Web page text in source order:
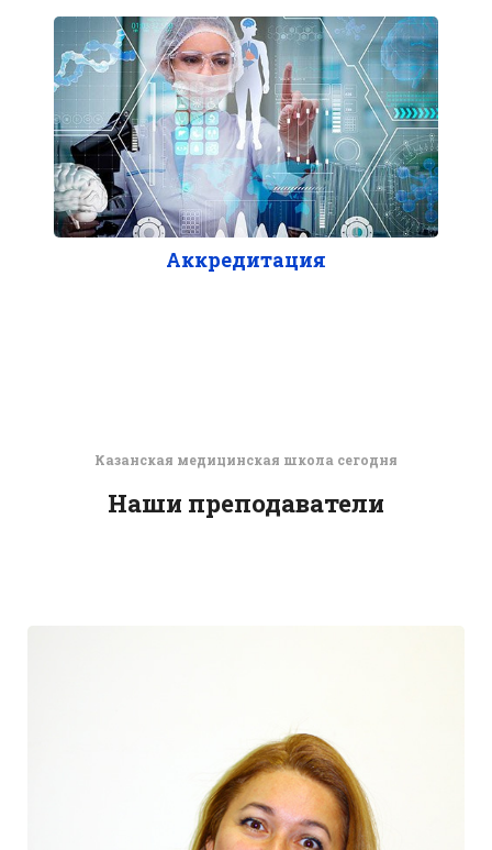
Аккредитация
Казанская медицинская школа сегодня
Наши преподаватели